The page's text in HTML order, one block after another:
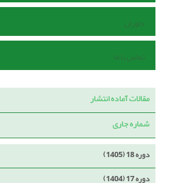
داوران
تماس با ما
مقالات آماده انتشار
شماره جاری
دوره 18 (1405)
دوره 17 (1404)